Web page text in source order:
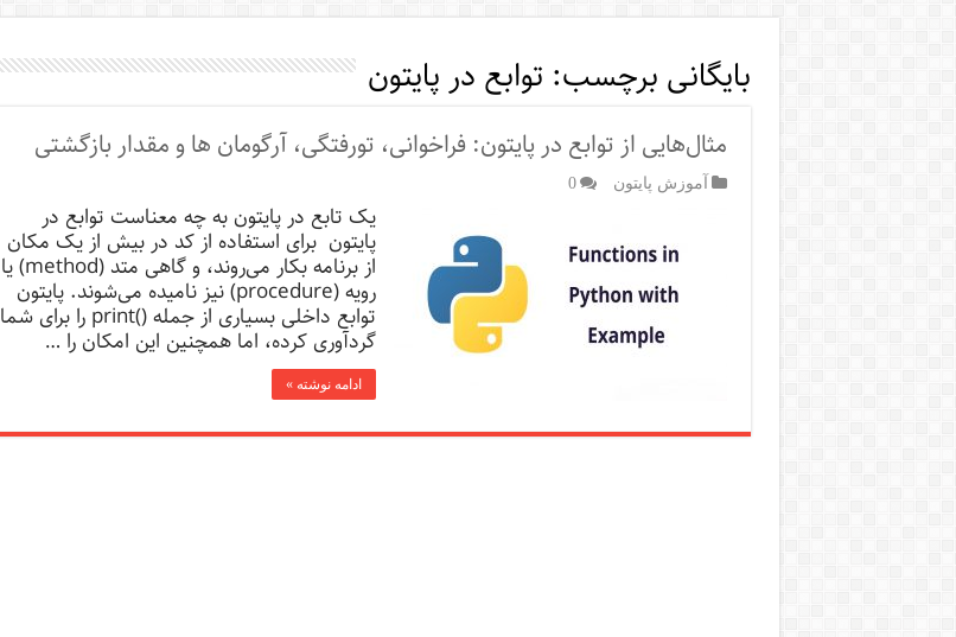
بایگانی برچسب: توابع در پایتون
مثال‌هایی از توابع در پایتون: فراخوانی، تورفتگی، آرگومان ها و مقدار بازگشتی
آموزش پایتون 0
یک تابع در پایتون به چه معناست توابع در
پایتون برای استفاده از کد در بیش از یک مکان
از برنامه بکار می‌روند، و گاهی متد (method) یا
رویه (procedure) نیز نامیده می‌شوند. پایتون
توابع داخلی بسیاری از جمله ()print را برای شما
گردآوری کرده، اما همچنین این امکان را …
ادامه نوشته »